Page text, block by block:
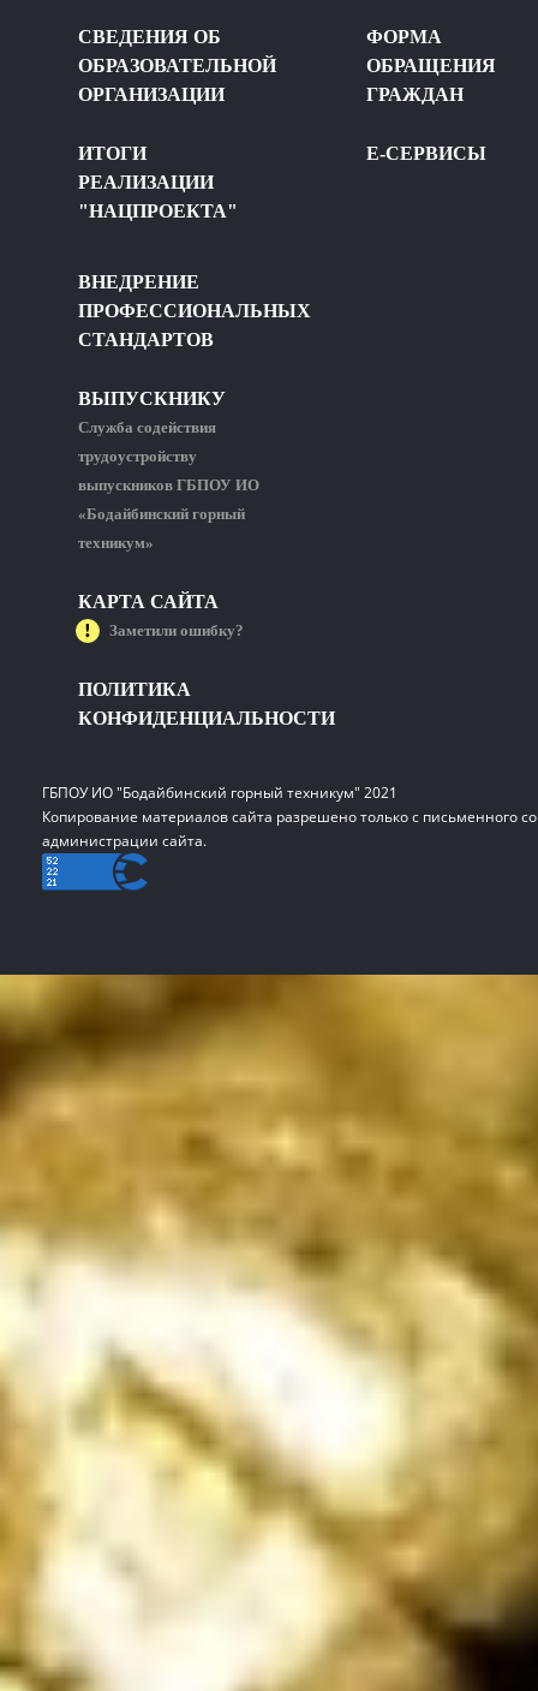
СВЕДЕНИЯ ОБ
ОБРАЗОВАТЕЛЬНОЙ
ОРГАНИЗАЦИИ
ИТОГИ
РЕАЛИЗАЦИИ
"НАЦПРОЕКТА"
ФОРМА
ОБРАЩЕНИЯ
ГРАЖДАН
Е-СЕРВИСЫ
ВНЕДРЕНИЕ
ПРОФЕССИОНАЛЬНЫХ
СТАНДАРТОВ
ВЫПУСКНИКУ
Служба содействия
трудоустройству
выпускников ГБПОУ ИО
«Бодайбинский горный
техникум»
КАРТА САЙТА
Заметили ошибку?
ПОЛИТИКА
КОНФИДЕНЦИАЛЬНОСТИ
ГБПОУ ИО "Бодайбинский горный техникум" 2021
Копирование материалов сайта разрешено только с письменного
администрации сайта.